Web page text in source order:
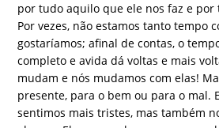
por tudo aquilo que ele nos faz e
Por vezes, não estamos tanto tempo
gostaríamos; afinal de contas, o
completo e avida dá voltas e mais
mudam e nós mudamos com elas!
presente, para o bem ou para o mal.
sentimos mais tristes, mas também